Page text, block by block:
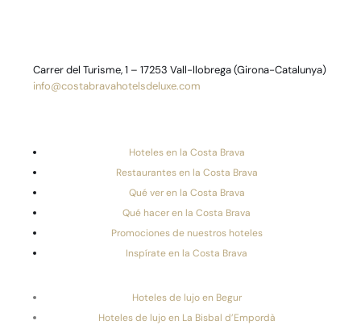
Carrer del Turisme, 1 – 17253 Vall-llobrega (Girona-Catalunya)
info@costabravahotelsdeluxe.com
Hoteles en la Costa Brava
Restaurantes en la Costa Brava
Qué ver en la Costa Brava
Qué hacer en la Costa Brava
Promociones de nuestros hoteles
Inspírate en la Costa Brava
Hoteles de lujo en Begur
Hoteles de lujo en La Bisbal d’Empordà